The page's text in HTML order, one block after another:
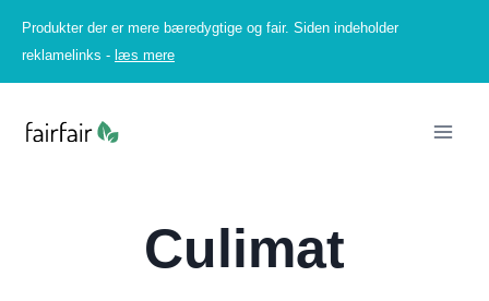
indhold
Produkter der er mere bæredygtige og fair. Siden indeholder
reklamelinks - læs mere
Culimat